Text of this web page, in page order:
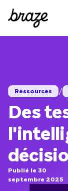
Ressources /
Des
Publié le 30
septembre 2025